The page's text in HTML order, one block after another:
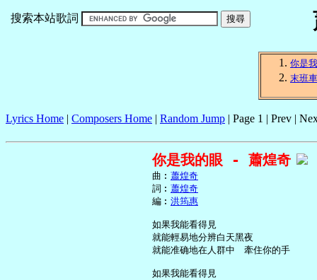
搜索本站歌詞
你是
末班車
Lyrics Home | Composers Home | Random Jump | Page 1 | Prev |
你是我的眼 - 蕭煌奇
     曲︰
蕭煌奇
     詞︰
蕭煌奇
     編︰
洪筠惠
     如果我能看得見
     就能輕易地分辨白天黑夜
     就能准确地在人群中　牽住你的手
     如果我能看得見